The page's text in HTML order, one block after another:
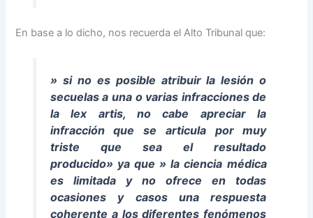
En base a lo dicho, nos recuerda el Alto Tribunal que:
» si no es posible atribuir la lesión o
secuelas a una o varias infracciones de
la lex artis, no cabe apreciar la
infracción que se articula por muy
triste que sea el resultado
producido» ya que »la ciencia médica
es limitada y no ofrece en todas
ocasiones y casos una respuesta
coherente a los diferentes fenómenos